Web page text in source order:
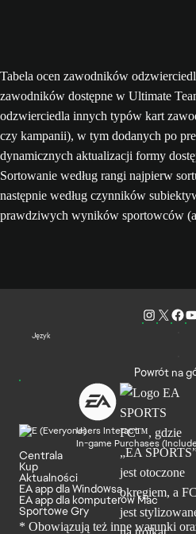
Tabela ocen zawodników
zawodników dostępne w Ultimate
odzwierciedla innych typów kart
czy kampanii), w tym dodanych po
dynamicznych aktualizacji formy
Sortowanie według rangi najpierw
następnie według czynników
prawdziwych wyników sportowców
Język
Powrót na
Users Interact
In-game Purchases
Centrala
Kup
Aktualności
EA app dla Windowsa
EA app dla komputerów Mac
Sportowe Gry
* Obowiązują też inne warunki